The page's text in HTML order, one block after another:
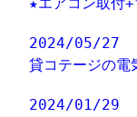
2024/05/27
貸コテージの電
2024/01/29